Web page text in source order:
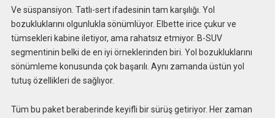
Ve süspansiyon. Tatlı-sert ifadesinin tam karşılığı. Yol
bozukluklarını olgunlukla sönümlüyor. Elbette irice çukur ve
tümsekleri kabine iletiyor, ama rahatsız etmiyor. B-SUV
segmentinin belki de en iyi örneklerinden biri. Yol bozukluklarını
sönümleme konusunda çok başarılı. Aynı zamanda üstün yol
tutuş özellikleri de sağlıyor.
Tüm bu paket beraberinde keyifli bir sürüş getiriyor. Her zaman